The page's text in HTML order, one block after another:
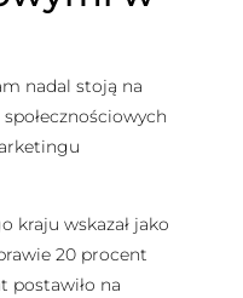
nadal stoją na
kraju wskazał jako
20 procent
postawiło na